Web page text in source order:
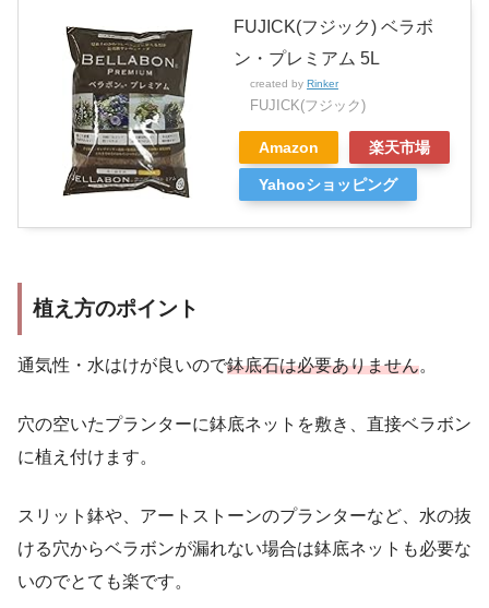
FUJICK(フジック) ベラボ
ン・プレミアム 5L
created by Rinker
FUJICK(フジック)
Amazon 楽天市場
Yahooショッピング
植え方のポイント
通気性・水はけが良いので鉢底石は必要ありません。
穴の空いたプランターに鉢底ネットを敷き、直接ベラボン
に植え付けます。
スリット鉢や、アートストーンのプランターなど、水の抜
ける穴からベラボンが漏れない場合は鉢底ネットも必要な
いのでとても楽です。